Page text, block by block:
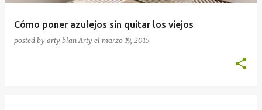
Cómo poner azulejos sin quitar los viejos
posted by arty blanArty el marzo 19, 2015